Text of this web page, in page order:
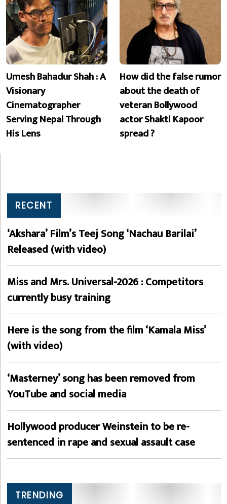
Umesh Bahadur Shah : A
Visionary
Cinematographer
Serving Nepal Through
His Lens
How did the false rumor
about the death of
veteran Bollywood
actor Shakti Kapoor
spread ?
RECENT
‘Akshara’ Film’s Teej Song ‘Nachau Barilai’
Released (with video)
Miss and Mrs. Universal-2026 : Competitors
currently busy training
Here is the song from the film ‘Kamala Miss’
(with video)
‘Masterney’ song has been removed from
YouTube and social media
Hollywood producer Weinstein to be re-
sentenced in rape and sexual assault case
TRENDING